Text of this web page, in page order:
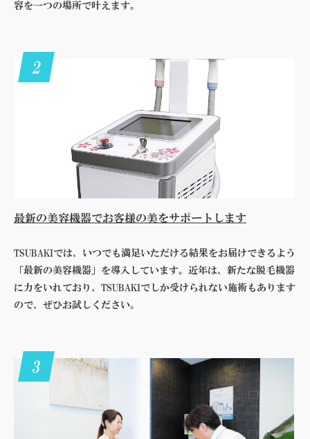
容を一つの場所で叶えます。
2
最新の美容機器でお客様の美をサポートします
TSUBAKIでは、いつでも満足いただける結果をお届けできるよう
「最新の美容機器」を導入しています。近年は、新たな脱毛機器
に力をいれており、TSUBAKIでしか受けられない施術もあります
ので、ぜひお試しください。
3